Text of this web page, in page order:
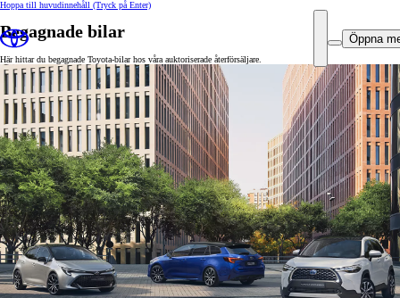
Hoppa till huvudinnehåll (Tryck på Enter)
Öppna
Begagnade bilar
Här hittar du begagnade Toyota-bilar hos våra auktoriserade återförsäljare.